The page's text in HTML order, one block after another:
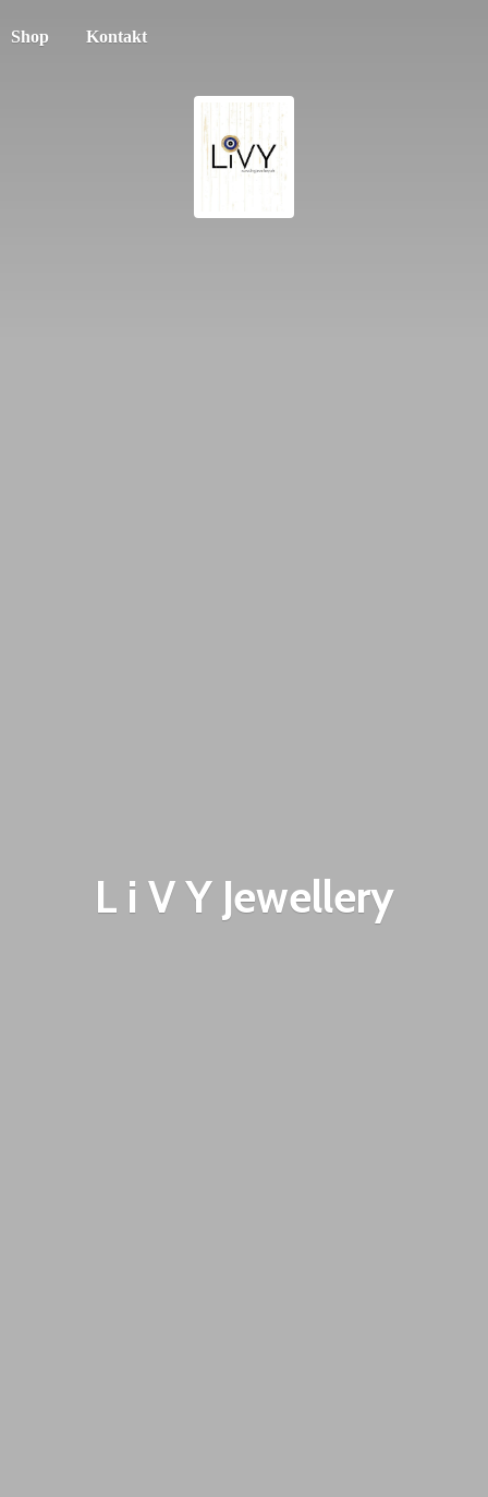
Shop Kontakt
L i VY Jewellery